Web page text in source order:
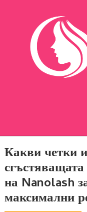
Какви четки
на Nanolash
максимални